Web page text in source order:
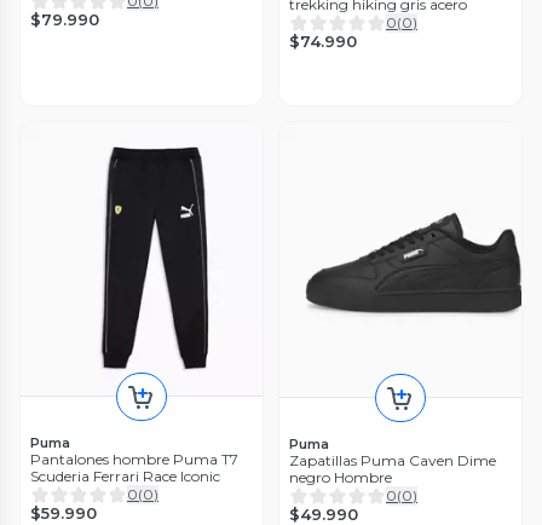
$79.990
trekking hiking gris acero
0(0)
$74.990
Puma
Pantalones hombre Puma T7
Scuderia Ferrari Race Iconic
0(0)
$59.990
Puma
Zapatillas Puma Caven Dime
negro Hombre
0(0)
$49.990